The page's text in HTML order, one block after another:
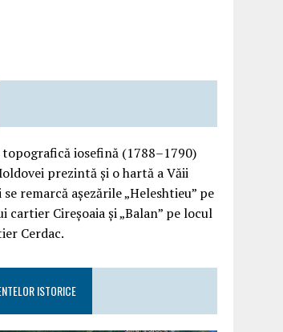
iosefină (1788–1790)
prezintă și o hartă a Văii
remarcă așezările „Heleshtieu” pe
cartier Cireșoaia și „Balan” pe locul
Cerdac.
ISTORICE